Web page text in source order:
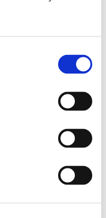
passive: il
Cassazione
News.